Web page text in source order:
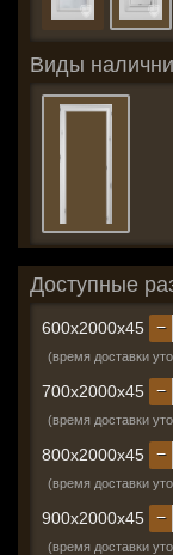
Виды
Доступные
600x2000x45 −
(время доставки
700x2000x45 −
(время доставки
800x2000x45 −
(время доставки
900x2000x45 −
(время доставки